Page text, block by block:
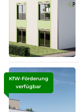
KfW-Förderung
verfügbar